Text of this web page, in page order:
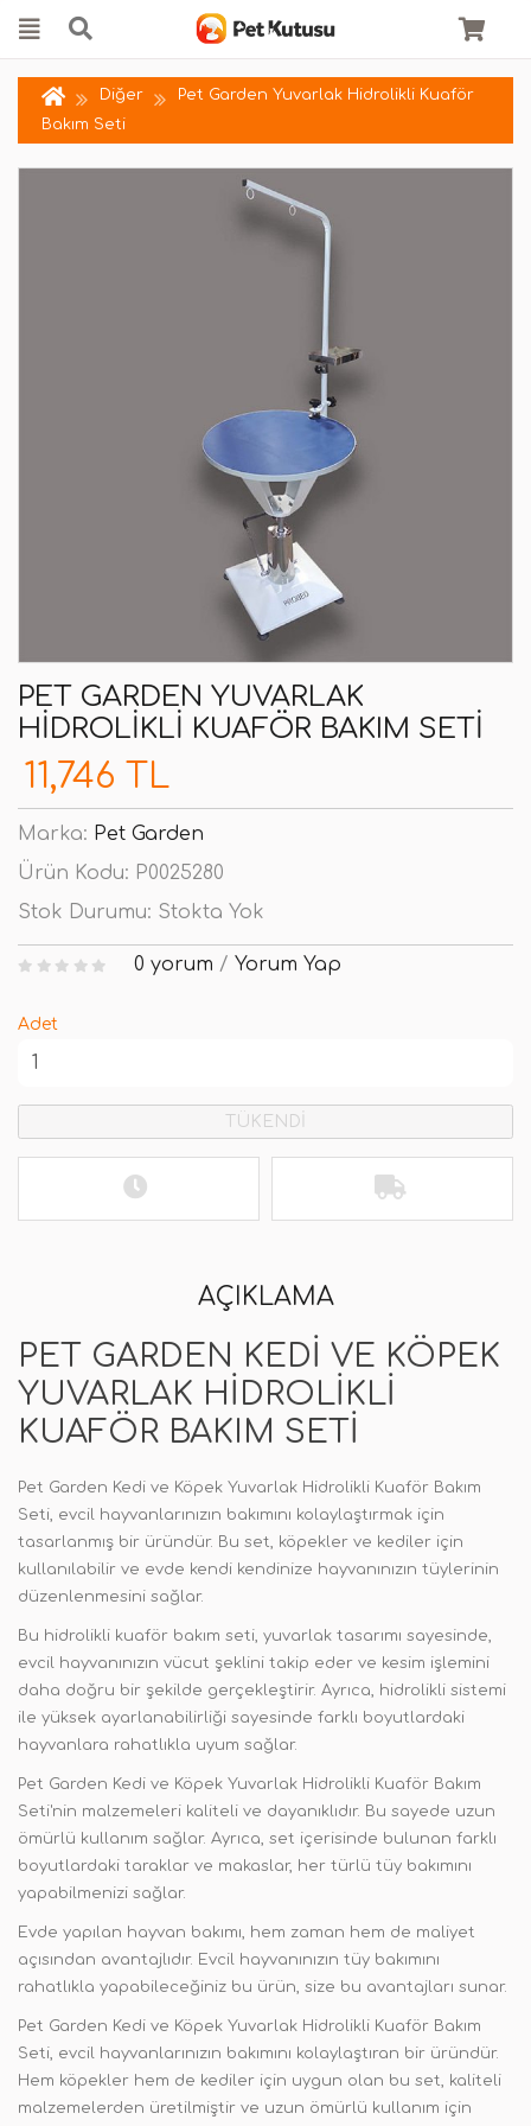
Diğer
Pet Garden Yuvarlak Hidrolikli Kuaför
Bakım Seti
PET GARDEN YUVARLAK
HIDROLIKLI KUAFÖR BAKIM SETI
11,746 TL
Marka: Pet Garden
Ürün Kodu: P0025280
Stok Durumu: Stokta Yok
0 yorum / Yorum Yap
Adet
TÜKENDİ
AÇIKLAMA
PET GARDEN KEDI VE KÖPEK
YUVARLAK HIDROLIKLI
KUAFÖR BAKIM SETI
Pet Garden Kedi ve Köpek Yuvarlak Hidrolikli Kuaför Bakım
Seti, evcil hayvanlarınızın bakımını kolaylaştırmak için
tasarlanmış bir üründür. Bu set, köpekler ve kediler için
kullanılabilir ve evde kendi kendinize hayvanınızın tüylerinin
düzenlenmesini sağlar.
Bu hidrolikli kuaför bakım seti, yuvarlak tasarımı sayesinde,
evcil hayvanınızın vücut şeklini takip eder ve kesim işlemini
daha doğru bir şekilde gerçekleştirir. Ayrıca, hidrolikli sistemi
ile yüksek ayarlanabilirliği sayesinde farklı boyutlardaki
hayvanlara rahatlıkla uyum sağlar.
Pet Garden Kedi ve Köpek Yuvarlak Hidrolikli Kuaför Bakım
Seti'nin malzemeleri kaliteli ve dayanıklıdır. Bu sayede uzun
ömürlü kullanım sağlar. Ayrıca, set içerisinde bulunan farklı
boyutlardaki taraklar ve makaslar, her türlü tüy bakımını
yapabilmenizi sağlar.
Evde yapılan hayvan bakımı, hem zaman hem de maliyet
açısından avantajlıdır. Evcil hayvanınızın tüy bakımını
rahatlıkla yapabileceğiniz bu ürün, size bu avantajları sunar.
Pet Garden Kedi ve Köpek Yuvarlak Hidrolikli Kuaför Bakım
Seti, evcil hayvanlarınızın bakımını kolaylaştıran bir üründür.
Hem köpekler hem de kediler için uygun olan bu set, kaliteli
malzemelerden üretilmiştir ve uzun ömürlü kullanım için